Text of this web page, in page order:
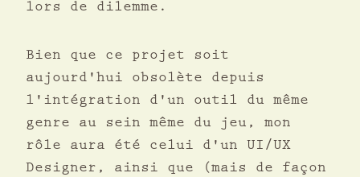
lors de dilemme.
Bien que ce projet soit
aujourd'hui obsolète depuis
l'intégration d'un outil du même
genre au sein même du jeu, mon
rôle aura été celui d'un UI/UX
Designer, ainsi que (mais de façon